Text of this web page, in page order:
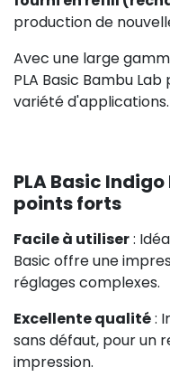
production de
Avec une large
PLA Basic Bambu
variété d'applications.
PLA Basic
points forts
Facile à utiliser:
Basic offre une
réglages complexes.
Excellente qualité:
sans défaut, pour un
impression.